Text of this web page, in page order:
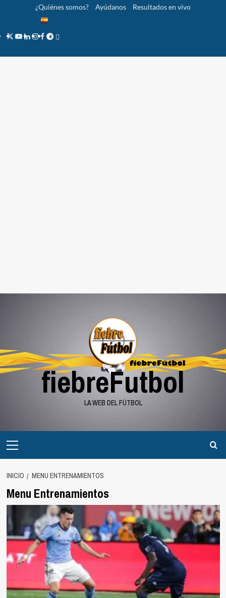
contenido
¿Quiénes somos? Ayúdanos Resultados en vivo
Twitter
YouTube
LinkedIn
Instagram
Facebook
Telegram
PayPal
fiebreFutbol
LA WEB DEL FÚTBOL
principal
INICIO MENU ENTRENAMIENTOS
Menu Entrenamientos